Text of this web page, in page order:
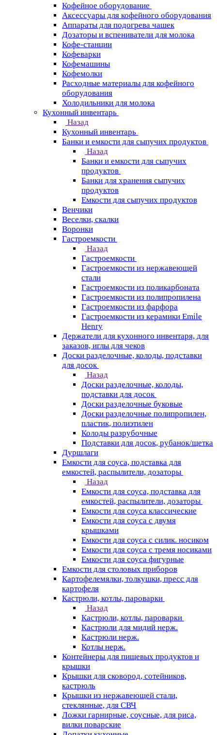
Кофейное оборудование
Аксессуары для кофейного оборудования
Аппараты для подогрева чашек
Дозаторы и вспениватели для молока
Кофе-станции
Кофеварки
Кофемашины
Кофемолки
Расходные материалы для кофейного
оборудования
Холодильники для молока
Кухонный инвентарь
Назад
Кухонный инвентарь
Банки и емкости для сыпучих продуктов
Назад
Банки и емкости для сыпучих
продуктов
Банки для хранения сыпучих
продуктов
Емкости для сыпучих продуктов
Венчики
Веселки, скалки
Воронки
Гастроемкости
Назад
Гастроемкости
Гастроемкости из нержавеющей
стали
Гастроемкости из поликарбоната
Гастроемкости из полипропилена
Гастроемкости из фарфора
Гастроемкости из керамики Emile
Henry
Держатели для кухонного инвентаря, для
заказов, иглы для чеков
Доски разделочные, колоды, подставки
для досок
Назад
Доски разделочные, колоды,
подставки для досок
Доски разделочные буковые
Доски разделочные полипропилен,
пластик, полиэтилен
Колоды разрубочные
Подставки для досок, рубанок/щетка
Дуршлаги
Емкости для соуса, подставка для
емкостей, распылители, дозаторы
Назад
Емкости для соуса, подставка для
емкостей, распылители, дозаторы
Емкости для соуса классические
Емкости для соуса с двумя
крышками
Емкости для соуса с силик. носиком
Емкости для соуса с тремя носиками
Емкости для соуса фигурные
Емкости для столовых приборов
Картофелемялки, толкушки, пресс для
картофеля
Кастрюли, котлы, пароварки
Назад
Кастрюли, котлы, пароварки
Кастрюли для мидий нерж.
Кастрюли нерж.
Котлы нерж.
Контейнеры для пищевых продуктов и
крышки
Крышки для сковород, сотейников,
кастрюль
Крышки из нержавеющей стали,
стеклянные, для СВЧ
Ложки гарнирные, соусные, для риса,
вилки поварские